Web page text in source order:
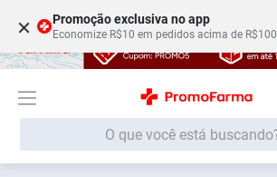
× Promoção exclusiva no app
Economize R$10 em pedidos acima de R$100
O que você está buscando?